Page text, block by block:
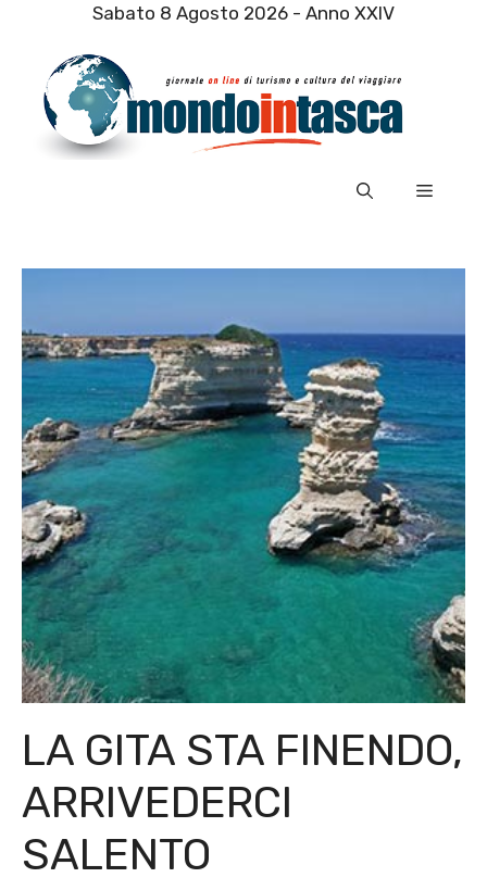
contenuto
Sabato 8 Agosto 2026 - Anno XXIV
Menu
LA GITA STA FINENDO,
ARRIVEDERCI
SALENTO